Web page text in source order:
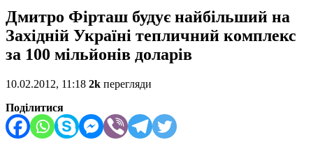
Дмитро Фірташ будує найбільший на
Західній Україні тепличний комплекс
за 100 мільйонів доларів
10.02.2012, 11:18 2k перегляди
Поділитися